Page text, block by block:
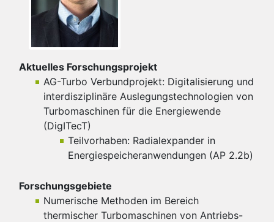
Aktuelles Forschungsprojekt
AG-Turbo Verbundprojekt: Digitalisierung und
interdisziplinäre Auslegungstechnologien von
Turbomaschinen für die Energiewende
(DigITecT)
Teilvorhaben: Radialexpander in
Energiespeicheranwendungen (AP 2.2b)
Forschungsgebiete
Numerische Methoden im Bereich
thermischer Turbomaschinen von Antriebs-